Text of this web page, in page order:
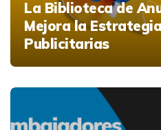
La Biblioteca de
Mejora la
Publicitarias